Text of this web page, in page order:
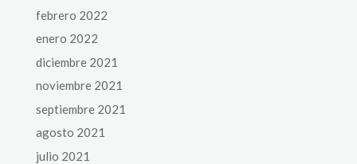
febrero 2022
enero 2022
diciembre 2021
noviembre 2021
septiembre 2021
agosto 2021
julio 2021